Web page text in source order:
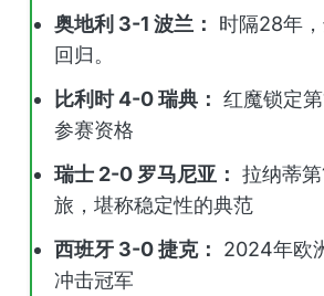
奥地利 3-1 波兰：
时隔28年
回归。
比利时 4-0 瑞典： 红魔锁定
参赛资格
瑞士 2-0 罗马尼亚： 拉纳蒂
旅，堪称稳定性的典范
西班牙 3-0 捷克：
2024年欧
冲击冠军